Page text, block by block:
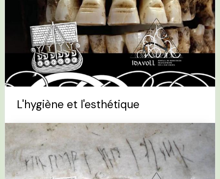
L'hygiène et l'esthétique